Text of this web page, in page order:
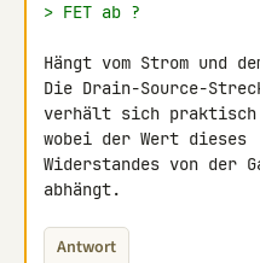
> FET ab ?
Hängt vom Strom und
Die Drain-Source-
verhält sich praktisch
wobei der Wert dieses
Widerstandes von der
abhängt.
Antwort